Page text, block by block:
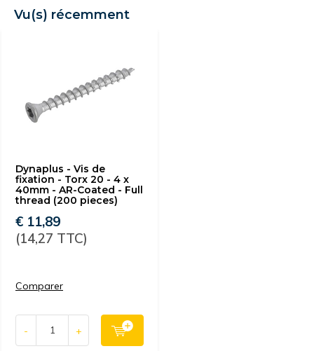
Vu(s) récemment
Dynaplus - Vis de
fixation - Torx 20 - 4 x
40mm - AR-Coated - Full
thread (200 pieces)
€ 11,89
(14,27 TTC)
Comparer
- +